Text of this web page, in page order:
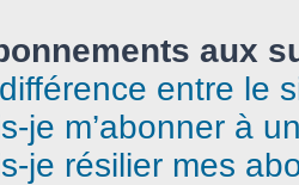
aux
entre le
je m’abonner à
je résilier mes